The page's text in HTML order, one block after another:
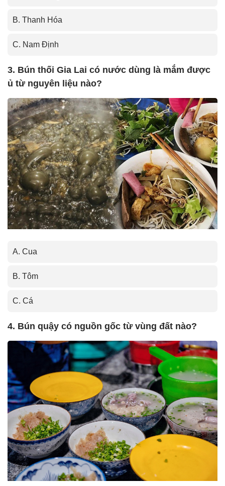
B. Thanh Hóa
C. Nam Định
3. Bún thối Gia Lai có nước dùng là mắm được
ủ từ nguyên liệu nào?
A. Cua
B. Tôm
C. Cá
4. Bún quậy có nguồn gốc từ vùng đất nào?